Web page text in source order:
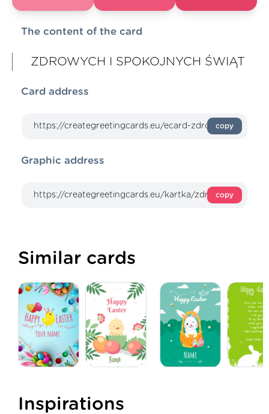
The content of the card
ZDROWYCH I SPOKOJNYCH ŚWIĄT
Card address
copy
Graphic address
copy
Similar cards
Inspirations